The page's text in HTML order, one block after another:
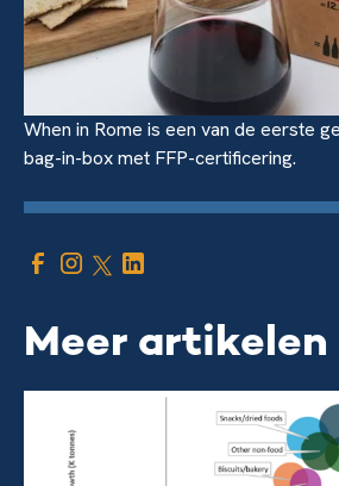
When in Rome is een van de eerste
bag-in-box met FFP-certificering.
Meer artikelen